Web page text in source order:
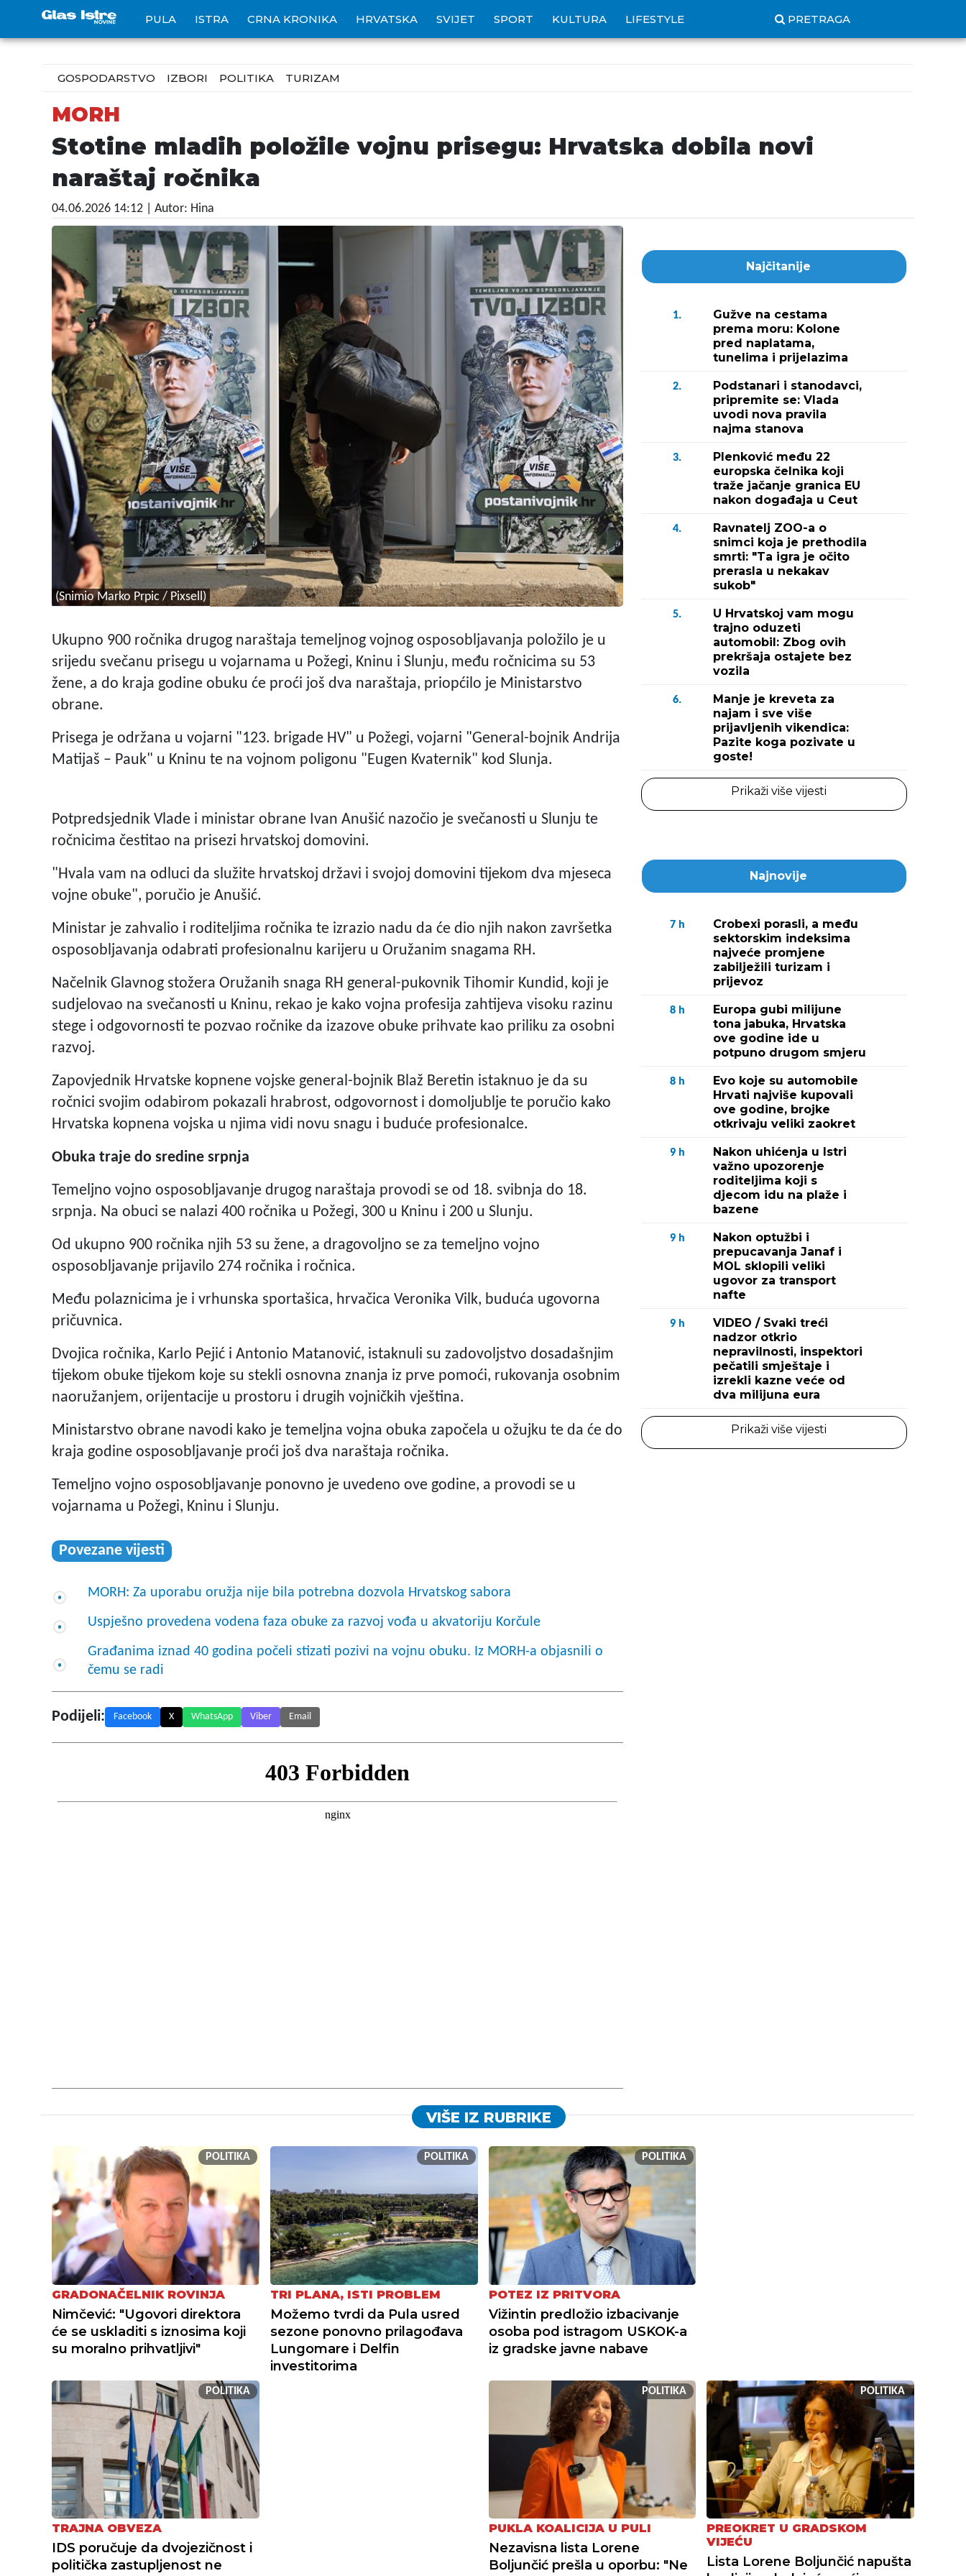
PULA ISTRA CRNA KRONIKA HRVATSKA SVIJET SPORT KULTURA LIFESTYLE PRETRAGA
GOSPODARSTVO IZBORI POLITIKA TURIZAM
MORH
Stotine mladih položile vojnu prisegu: Hrvatska dobila novi
naraštaj ročnika
04.06.2026 14:12 | Autor: Hina
(Snimio Marko Prpic / Pixsell)
Ukupno 900 ročnika drugog naraštaja temeljnog vojnog osposobljavanja položilo je u
srijedu svečanu prisegu u vojarnama u Požegi, Kninu i Slunju, među ročnicima su 53
žene, a do kraja godine obuku će proći još dva naraštaja, priopćilo je Ministarstvo
obrane.
Prisega je održana u vojarni "123. brigade HV" u Požegi, vojarni "General-bojnik Andrija
Matijaš – Pauk" u Kninu te na vojnom poligonu "Eugen Kvaternik" kod Slunja.
Potpredsjednik Vlade i ministar obrane Ivan Anušić nazočio je svečanosti u Slunju te
ročnicima čestitao na prisezi hrvatskoj domovini.
"Hvala vam na odluci da služite hrvatskoj državi i svojoj domovini tijekom dva mjeseca
vojne obuke", poručio je Anušić.
Ministar je zahvalio i roditeljima ročnika te izrazio nadu da će dio njih nakon završetka
osposobljavanja odabrati profesionalnu karijeru u Oružanim snagama RH.
Načelnik Glavnog stožera Oružanih snaga RH general-pukovnik Tihomir Kundid, koji je
sudjelovao na svečanosti u Kninu, rekao je kako vojna profesija zahtijeva visoku razinu
stege i odgovornosti te pozvao ročnike da izazove obuke prihvate kao priliku za osobni
razvoj.
Zapovjednik Hrvatske kopnene vojske general-bojnik Blaž Beretin istaknuo je da su
ročnici svojim odabirom pokazali hrabrost, odgovornost i domoljublje te poručio kako
Hrvatska kopnena vojska u njima vidi novu snagu i buduće profesionalce.
Obuka traje do sredine srpnja
Temeljno vojno osposobljavanje drugog naraštaja provodi se od 18. svibnja do 18.
srpnja. Na obuci se nalazi 400 ročnika u Požegi, 300 u Kninu i 200 u Slunju.
Od ukupno 900 ročnika njih 53 su žene, a dragovoljno se za temeljno vojno
osposobljavanje prijavilo 274 ročnika i ročnica.
Među polaznicima je i vrhunska sportašica, hrvačica Veronika Vilk, buduća ugovorna
pričuvnica.
Dvojica ročnika, Karlo Pejić i Antonio Matanović, istaknuli su zadovoljstvo dosadašnjim
tijekom obuke tijekom koje su stekli osnovna znanja iz prve pomoći, rukovanja osobnim
naoružanjem, orijentacije u prostoru i drugih vojničkih vještina.
Ministarstvo obrane navodi kako je temeljna vojna obuka započela u ožujku te da će do
kraja godine osposobljavanje proći još dva naraštaja ročnika.
Temeljno vojno osposobljavanje ponovno je uvedeno ove godine, a provodi se u
vojarnama u Požegi, Kninu i Slunju.
Povezane vijesti
MORH: Za uporabu oružja nije bila potrebna dozvola Hrvatskog sabora
Uspješno provedena vodena faza obuke za razvoj vođa u akvatoriju Korčule
Građanima iznad 40 godina počeli stizati pozivi na vojnu obuku. Iz MORH-a objasnili o
čemu se radi
Podijeli: Facebook X WhatsApp Viber Email
Najčitanije
1.
Gužve na cestama
prema moru: Kolone
pred naplatama,
tunelima i prijelazima
2.
Podstanari i stanodavci,
pripremite se: Vlada
uvodi nova pravila
najma stanova
3.
Plenković među 22
europska čelnika koji
traže jačanje granica EU
nakon događaja u Ceut
4.
Ravnatelj ZOO-a o
snimci koja je prethodila
smrti: "Ta igra je očito
prerasla u nekakav
sukob"
5.
U Hrvatskoj vam mogu
trajno oduzeti
automobil: Zbog ovih
prekršaja ostajete bez
vozila
6.
Manje je kreveta za
najam i sve više
prijavljenih vikendica:
Pazite koga pozivate u
goste!
Prikaži više vijesti
Najnovije
7 h
Crobexi porasli, a među
sektorskim indeksima
najveće promjene
zabilježili turizam i
prijevoz
8 h
Europa gubi milijune
tona jabuka, Hrvatska
ove godine ide u
potpuno drugom smjeru
8 h
Evo koje su automobile
Hrvati najviše kupovali
ove godine, brojke
otkrivaju veliki zaokret
9 h
Nakon uhićenja u Istri
važno upozorenje
roditeljima koji s
djecom idu na plaže i
bazene
9 h
Nakon optužbi i
prepucavanja Janaf i
MOL sklopili veliki
ugovor za transport
nafte
9 h
VIDEO / Svaki treći
nadzor otkrio
nepravilnosti, inspektori
pečatili smještaje i
izrekli kazne veće od
dva milijuna eura
Prikaži više vijesti
VIŠE IZ RUBRIKE
POLITIKA
GRADONAČELNIK ROVINJA
Nimčević: "Ugovori direktora
će se uskladiti s iznosima koji
su moralno prihvatljivi"
POLITIKA
TRI PLANA, ISTI PROBLEM
Možemo tvrdi da Pula usred
sezone ponovno prilagođava
Lungomare i Delfin
investitorima
POLITIKA
POTEZ IZ PRITVORA
Vižintin predložio izbacivanje
osoba pod istragom USKOK-a
iz gradske javne nabave
POLITIKA
TRAJNA OBVEZA
IDS poručuje da dvojezičnost i
politička zastupljenost ne
POLITIKA
PUKLA KOALICIJA U PULI
Nezavisna lista Lorene
Boljunčić prešla u oporbu: "Ne
POLITIKA
PREOKRET U GRADSKOM
VIJEĆU
Lista Lorene Boljunčić napušta